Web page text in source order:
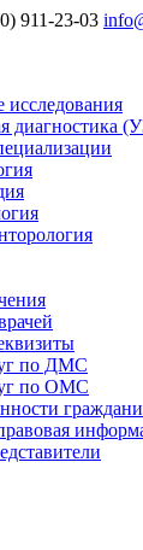
911-23-03
исследования
диагностика
по ДМС
по ОМС